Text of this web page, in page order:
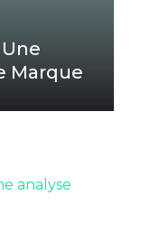
Marque
analyse